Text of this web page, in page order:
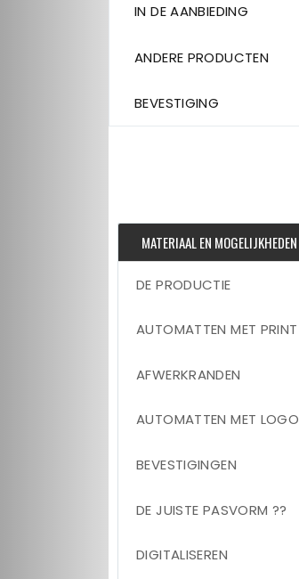
IN DE AANBIEDING
ANDERE PRODUCTEN
BEVESTIGING
MATERIAAL EN MOGELIJKHEDEN
DE PRODUCTIE
AUTOMATTEN MET PRINT
AFWERKRANDEN
AUTOMATTEN MET LOGO
BEVESTIGINGEN
DE JUISTE PASVORM ??
DIGITALISEREN